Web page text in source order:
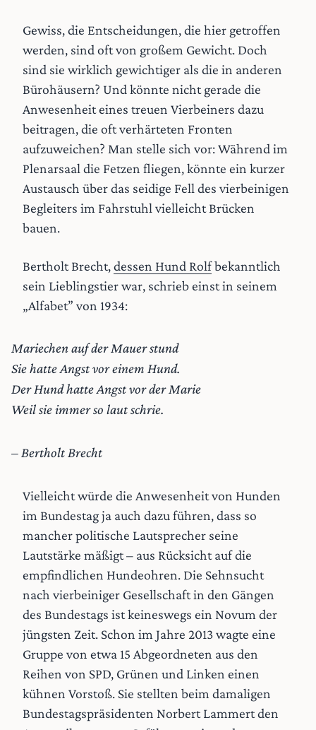
Gewiss, die Entscheidungen, die hier getroffen
werden, sind oft von großem Gewicht. Doch
sind sie wirklich gewichtiger als die in anderen
Bürohäusern? Und könnte nicht gerade die
Anwesenheit eines treuen Vierbeiners dazu
beitragen, die oft verhärteten Fronten
aufzuweichen? Man stelle sich vor: Während im
Plenarsaal die Fetzen fliegen, könnte ein kurzer
Austausch über das seidige Fell des vierbeinigen
Begleiters im Fahrstuhl vielleicht Brücken
bauen.
Bertholt Brecht, dessen Hund Rolfbekanntlich
sein Lieblingstier war, schrieb einst in seinem
„Alfabet” von 1934:
Mariechen auf der Mauer stund
Sie hatte Angst vor einem Hund.
Der Hund hatte Angst vor der Marie
Weil sie immer so laut schrie.
– Bertholt Brecht
Vielleicht würde die Anwesenheit von Hunden
im Bundestag ja auch dazu führen, dass so
mancher politische Lautsprecher seine
Lautstärke mäßigt – aus Rücksicht auf die
empfindlichen Hundeohren. Die Sehnsucht
nach vierbeiniger Gesellschaft in den Gängen
des Bundestags ist keineswegs ein Novum der
jüngsten Zeit. Schon im Jahre 2013 wagte eine
Gruppe von etwa 15 Abgeordneten aus den
Reihen von SPD, Grünen und Linken einen
kühnen Vorstoß. Sie stellten beim damaligen
Bundestagspräsidenten Norbert Lammert den